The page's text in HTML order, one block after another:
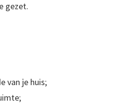
gezet.
van je huis;